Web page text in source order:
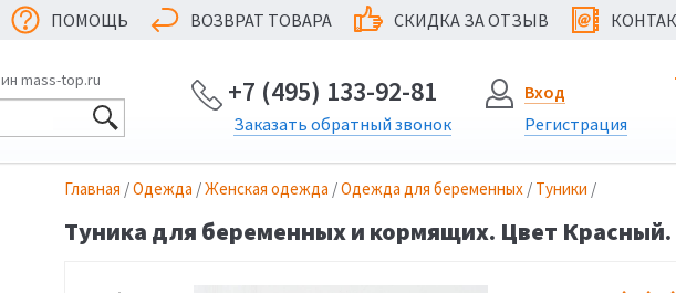
ПОМОЩЬ ВОЗВРАТ ТОВАРА СКИДКА ЗА ОТЗЫВ @
mass-top.ru +7 (495) 133-92-81
Заказать обратный звонок
Вход
Регистрация
Главная /Одежда /Женская одежда /Одежда для беременных / Туники /
Туника для беременных и кормящих. Цвет Красный.